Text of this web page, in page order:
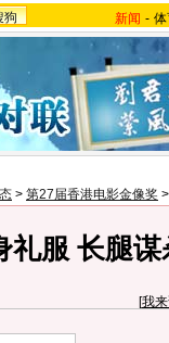
狗 新闻 -
> 第27届香港电影金像奖
礼服 长腿
[我